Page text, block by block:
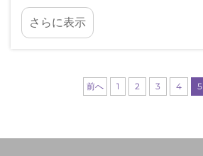
して特に際立っているのがヘアブ
必需品のグルーミング道具は、
す以上の働きを持っています。高
なツヤを与え、汚れや余分な皮
があります。
さらに表示
前へ 1 2 3 4 5